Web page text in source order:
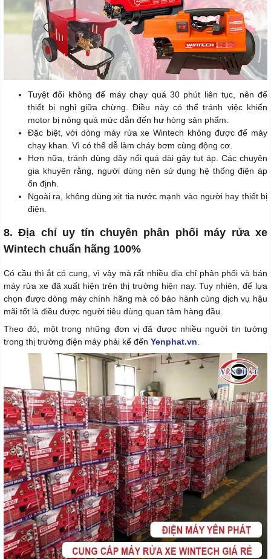
Tuyệt đối không để máy chạy quá 30 phút liên tục, nên để
thiết bị nghỉ giữa chừng. Điều này có thể tránh việc khiến
motor bị nóng quá mức dẫn đến hư hỏng sản phẩm.
Đặc biệt, với dòng máy rửa xe Wintech không được để máy
chạy khan. Vì có thể dễ làm cháy bơm cùng động cơ.
Hơn nữa, tránh dùng dây nối quá dài gây tụt áp. Các chuyên
gia khuyên rằng, người dùng nên sử dụng hệ thống điện áp
ổn định.
Ngoài ra, không dùng xịt tia nước mạnh vào người hay thiết bị
điện.
8. Địa chỉ uy tín chuyên phân phối máy rửa xe
Wintech chuẩn hãng 100%
Có cầu thì ắt có cung, vì vậy mà rất nhiều địa chỉ phân phối và bán
máy rửa xe đã xuất hiện trên thị trường hiện nay. Tuy nhiên, để lựa
chọn được dòng máy chính hãng mà có bảo hành cùng dịch vụ hậu
mãi tốt là điều được người tiêu dùng quan tâm hàng đầu.
Theo đó, một trong những đơn vị đã được nhiều người tin tưởng
trong thị trường điện máy phải kể đến Yenphat.vn